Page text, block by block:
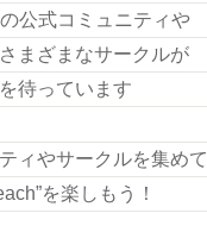
公式コミュニティや
まざまなサークルが
待っています
ィやサークルを集めて
を楽しもう！